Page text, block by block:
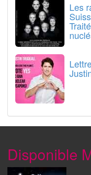
Les
Disponible